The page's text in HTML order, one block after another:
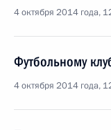
4 октября 2014 года,
Футбольному
4 октября 2014 года,